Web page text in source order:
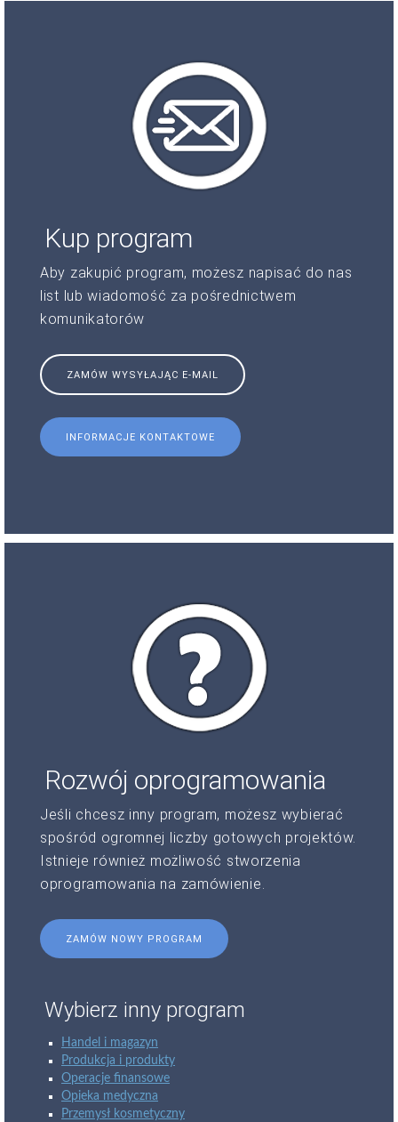
Kup program
Aby zakupić program, możesz napisać do nas
list lub wiadomość za pośrednictwem
komunikatorów
ZAMÓW WYSYŁAJĄC E-MAIL
INFORMACJE KONTAKTOWE
Rozwój oprogramowania
Jeśli chcesz inny program, możesz wybierać
spośród ogromnej liczby gotowych projektów.
Istnieje również możliwość stworzenia
oprogramowania na zamówienie.
ZAMÓW NOWY PROGRAM
Wybierz inny program
Handel i magazyn
Produkcja i produkty
Operacje finansowe
Opieka medyczna
Przemysł kosmetyczny